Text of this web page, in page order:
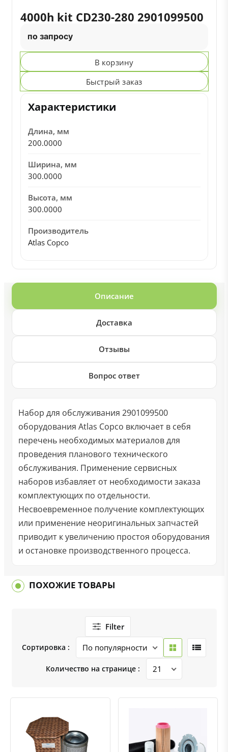
4000h kit CD230-280 2901099500
по запросу
В корзину
Быстрый заказ
Характеристики
Длина, мм
200.0000
Ширина, мм
300.0000
Высота, мм
300.0000
Производитель
Atlas Copco
Описание
Доставка
Отзывы
Вопрос ответ
Набор для обслуживания 2901099500
оборудования Atlas Copco включает в себя
перечень необходимых материалов для
проведения планового технического
обслуживания. Применение сервисных
наборов избавляет от необходимости заказа
комплектующих по отдельности.
Несвоевременное получение комплектующих
или применение неоригинальных запчастей
приводит к увеличению простоя оборудования
и остановке производственного процесса.
ПОХОЖИЕ ТОВАРЫ
Filter
Сортировка :
Количество на странице :